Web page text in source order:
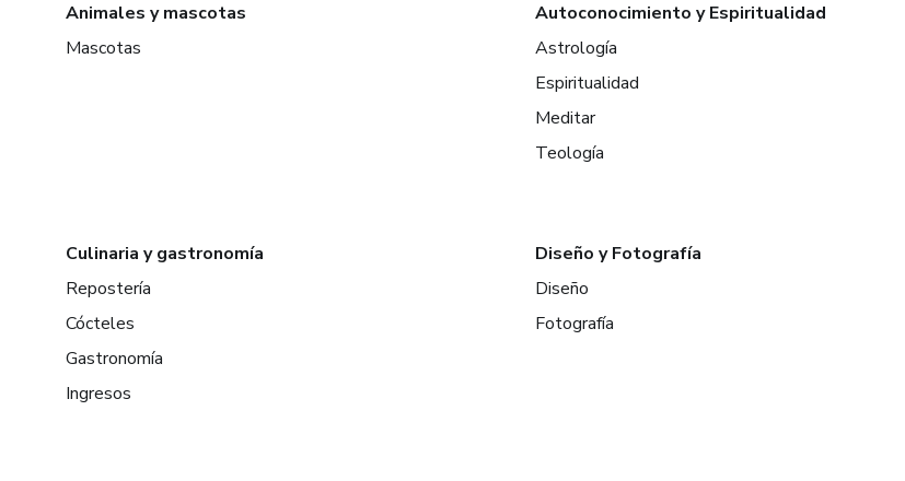
Animales y mascotas
Mascotas
Autoconocimiento y Espiritualidad
Astrología
Espiritualidad
Meditar
Teología
Culinaria y gastronomía
Repostería
Cócteles
Gastronomía
Ingresos
Diseño y Fotografía
Diseño
Fotografía